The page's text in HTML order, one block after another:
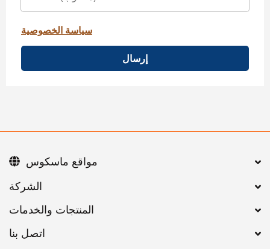
سياسة الخصوصية
إرسال
اتصل بنا
مواقع ماسكوس